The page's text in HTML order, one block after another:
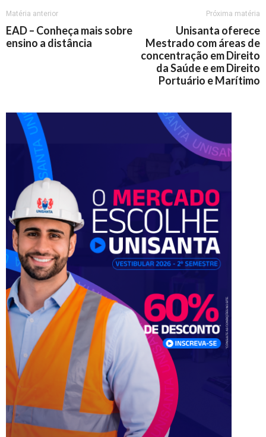
Matéria anterior
EAD – Conheça mais sobre
ensino a distância
Próxima matéria
Unisanta oferece
Mestrado com áreas de
concentração em Direito
da Saúde e em Direito
Portuário e Marítimo